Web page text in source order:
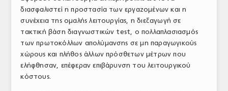
διασφαλιστεί η προστασία των εργαζομένων και η
συνέχεια της ομαλής λειτουργίας, η διεξαγωγή σε
τακτική βάση διαγνωστικών test, ο πολλαπλασιασμός
των πρωτοκόλλων απολύμανσης σε μη παραγωγικούς
χώρους και πλήθος άλλων πρόσθετων μέτρων που
ελήφθησαν, επέφεραν επιβάρυνση του λειτουργικού
κόστους.